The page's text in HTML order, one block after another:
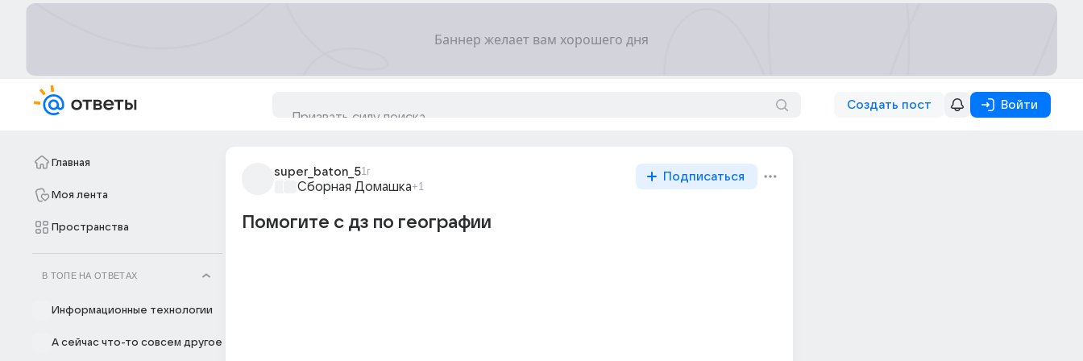
Создать пост Войти
Главная
Моя лента
Пространства
В ТОПЕ НА ОТВЕТАХ
Информационные технологии
А сейчас что-то совсем другое
super_baton_51г
Сборная Домашка+1
Подписаться
Помогите с дз по географии